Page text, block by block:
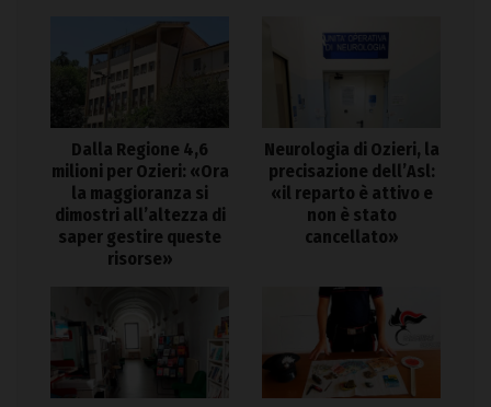
Dalla Regione 4,6
milioni per Ozieri: «Ora
la maggioranza si
dimostri all’altezza di
saper gestire queste
risorse»
Neurologia di Ozieri, la
precisazione dell’Asl:
«il reparto è attivo e
non è stato
cancellato»